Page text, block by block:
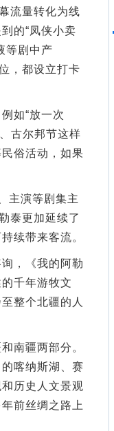
流量转化为线
的“凤侠小卖
等剧中产
，都设立打卡
如“放一次
古尔邦节这样
俗活动，如果
主演等剧集主
泰更加延续了
续带来客流。
，《我的阿勒
千年游牧文
整个北疆的人
南疆两部分。
喀纳斯湖、赛
历史人文景观
前丝绸之路上